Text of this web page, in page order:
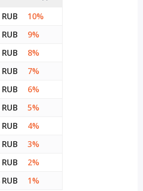
10%
9%
8%
7%
6%
5%
4%
3%
2%
1%